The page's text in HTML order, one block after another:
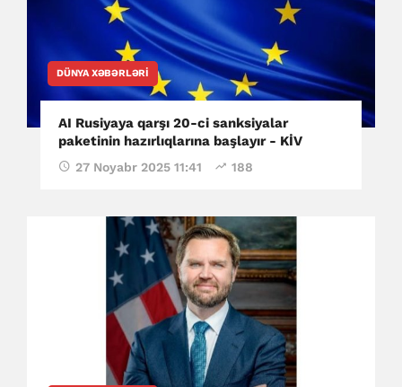
DÜNYA XƏBƏRLƏRI
AI Rusiyaya qarşı 20-ci sanksiyalar
paketinin hazırlıqlarına başlayır - KİV
27 Noyabr 2025 11:41 188